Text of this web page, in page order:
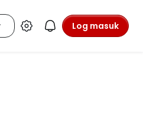
Log masuk